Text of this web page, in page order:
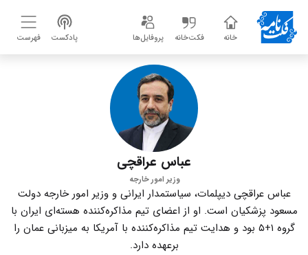
خانه فکت‌خانه پروفایل‌ها پادکست فهرست
عباس عراقچی
وزیر امور خارجه
عباس عراقچی دیپلمات، سیاستمدار ایرانی و وزیر امور خارجه دولت
مسعود پزشکیان است. او از اعضای تیم مذاکره‌کننده هسته‌ای ایران با
گروه ۱+۵ بود و هدایت تیم مذاکره‌کننده با آمریکا به میزبانی عمان را
برعهده دارد.